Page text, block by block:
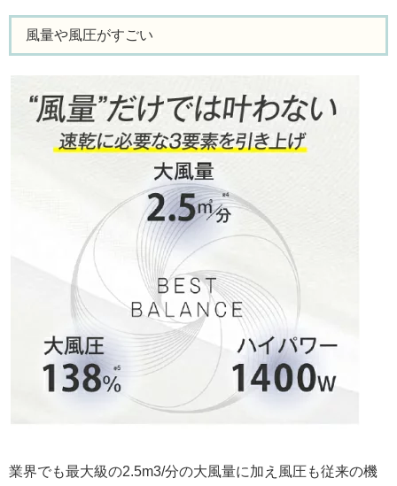
風量や風圧がすごい
業界でも最大級の2.5m3/分の大風量に加え風圧も従来の機